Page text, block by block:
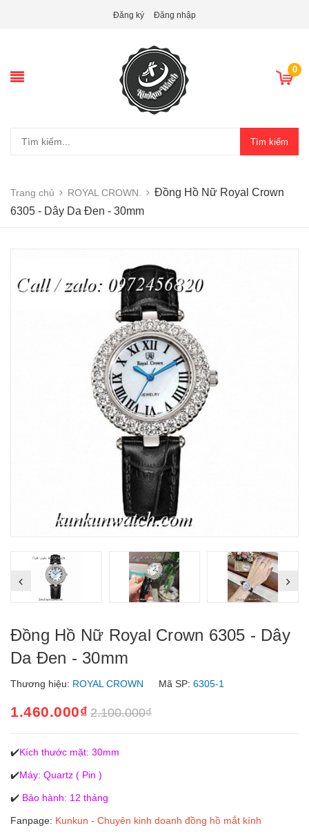
Đăng ký Đăng nhập
0
Tìm kiếm
Trang chủ ROYAL CROWN.
Đồng Hồ Nữ Royal Crown
6305 - Dây Da Đen - 30mm
Đồng Hồ Nữ Royal Crown 6305 - Dây
Da Đen - 30mm
Thương hiệu: ROYAL CROWN Mã SP: 6305-1
1.460.000₫ 2.100.000₫
✔️Kích thước mặt: 30mm
✔️Máy: Quartz ( Pin )
✔️ Bảo hành: 12 tháng
Fanpage: Kunkun - Chuyên kinh doanh đồng hồ mắt kính